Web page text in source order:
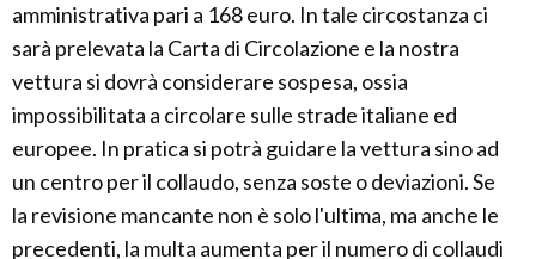
amministrativa pari a 168 euro. In tale circostanza ci
sarà prelevata la Carta di Circolazione e la nostra
vettura si dovrà considerare sospesa, ossia
impossibilitata a circolare sulle strade italiane ed
europee. In pratica si potrà guidare la vettura sino ad
un centro per il collaudo, senza soste o deviazioni. Se
la revisione mancante non è solo l'ultima, ma anche le
precedenti, la multa aumenta per il numero di collaudi